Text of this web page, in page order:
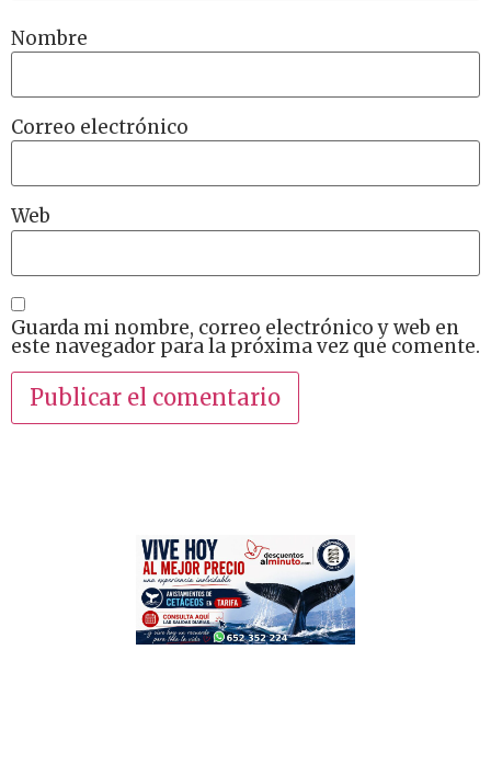
Nombre
Correo electrónico
Web
Guarda mi nombre, correo electrónico y web en
este navegador para la próxima vez que comente.